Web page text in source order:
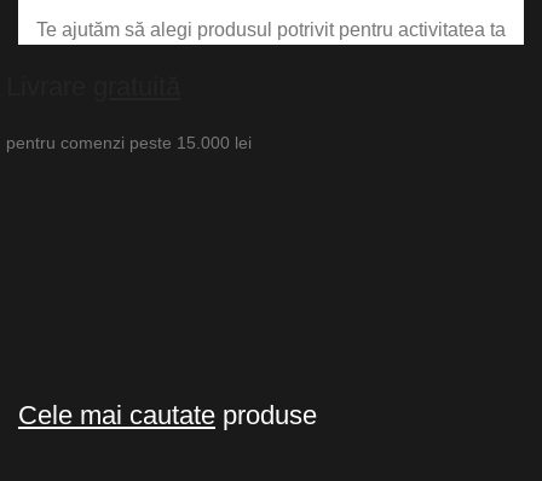
Te ajutăm să alegi produsul potrivit pentru activitatea ta
pentru comenzi peste 15.000 lei
Cele mai cautate produse